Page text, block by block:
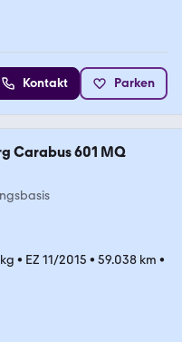
Kontakt Parken
Carabus 601 MQ
• EZ 11/2015 • 59.038 km •